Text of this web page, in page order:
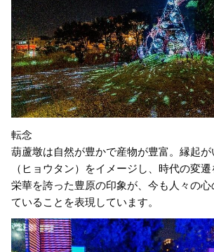
転念
葫蘆墩は自然が豊かで産物が豊富。縁起
（ヒョウタン）をイメージし、時代の変
栄華を誇った豊原の印象が、今も人々の
ていることを表現しています。